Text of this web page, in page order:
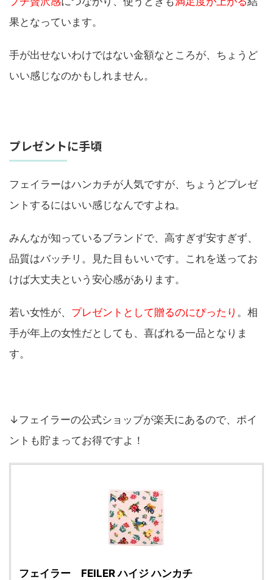
果となっています。
手が出せないわけではない金額なところが、ちょうど
いい感じなのかもしれません。
プレゼントに手頃
フェイラーはハンカチが人気ですが、ちょうどプレゼ
ントするにはいい感じなんですよね。
みんなが知っているブランドで、高すぎず安すぎず、
品質はバッチリ。見た目もいいです。これを送ってお
けば大丈夫という安心感があります。
若い女性が、 プレゼントとして贈るのにぴったり 。相
手が年上の女性だとしても、喜ばれる一品となりま
す。
↓フェイラーの公式ショップが楽天にあるので、ポイ
ントも貯まってお得ですよ！
フェイラー FEILER ハイジ ハンカチ